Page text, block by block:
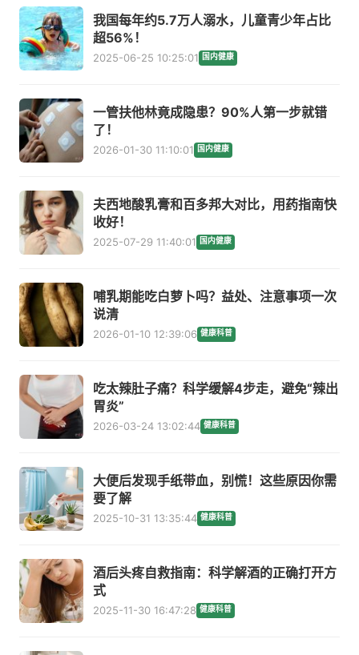
我国每年约5.7万人溺水，儿童青少年占比
超56%！
2025-06-25 10:25:01 国内健康
一管扶他林竟成隐患？90%人第一步就错
了！
2026-01-30 11:10:01 国内健康
夫西地酸乳膏和百多邦大对比，用药指南快
收好！
2025-07-29 11:40:01 国内健康
哺乳期能吃白萝卜吗？益处、注意事项一次
说清
2026-01-10 12:39:06 健康科普
吃太辣肚子痛？科学缓解4步走，避免“辣出
胃炎”
2026-03-24 13:02:44 健康科普
大便后发现手纸带血，别慌！这些原因你需
要了解
2025-10-31 13:35:44 健康科普
酒后头疼自救指南：科学解酒的正确打开方
式
2025-11-30 16:47:28 健康科普